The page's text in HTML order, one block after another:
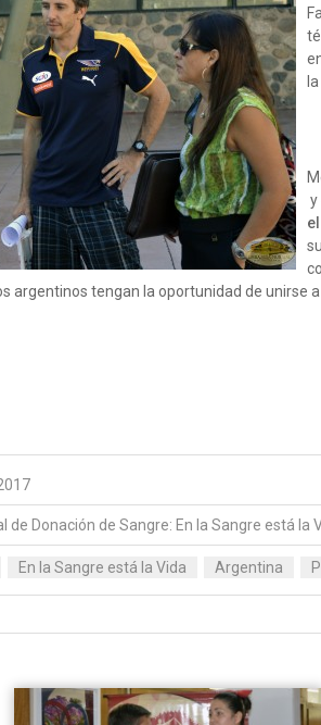
y
argentinos tengan la oportunidad de unirse
de Donación de Sangre: En la Sangre está la
En la Sangre está la Vida Argentina